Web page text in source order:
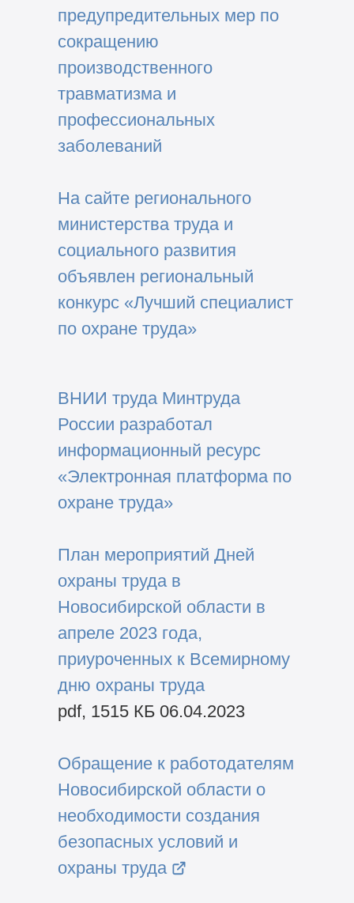
предупредительных мер по
сокращению
производственного
травматизма и
профессиональных
заболеваний
На сайте регионального
министерства труда и
социального развития
объявлен региональный
конкурс «Лучший специалист
по охране труда»
ВНИИ труда Минтруда
России разработал
информационный ресурс
«Электронная платформа по
охране труда»
План мероприятий Дней
охраны труда в
Новосибирской области в
апреле 2023 года,
приуроченных к Всемирному
дню охраны труда
pdf, 1515 КБ 06.04.2023
Обращение к работодателям
Новосибирской области о
необходимости создания
безопасных условий и
охраны труда